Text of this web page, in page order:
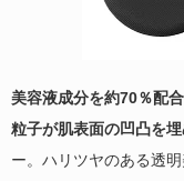
美容液成分を約70％配合
粒子が肌表面の凹凸を
ー。ハリツヤのある透明